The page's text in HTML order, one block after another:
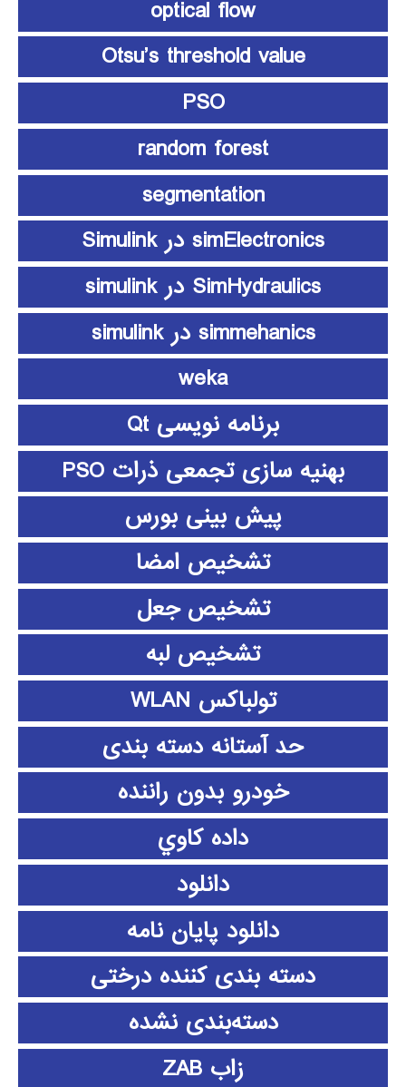
optical flow
Otsu’s threshold value
PSO
random forest
segmentation
simElectronics در Simulink
SimHydraulics در simulink
simmehanics در simulink
weka
برنامه نویسی Qt
بهنیه سازی تجمعی ذرات PSO
پیش بینی بورس
تشخیص امضا
تشخیص جعل
تشخیص لبه
تولباکس WLAN
حد آستانه دسته بندی
خودرو بدون راننده
داده كاوي
دانلود
دانلود پايان نامه
دسته بندی کننده درختی
دسته‌بندی نشده
زاب ZAB